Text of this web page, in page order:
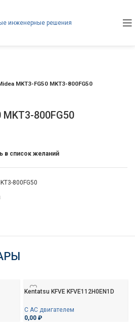
MKT3-FG50 MKT3-800FG50
800FG50
в список желаний
800FG50
Kentatsu KFVE KFVE112H0EN1D
С AC двигателем
0,00 ₽